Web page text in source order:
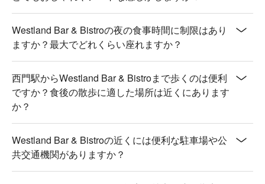
Westland Bar & Bistroの夜の食事時間に制限はあり
ますか？最大でどれくらい座れますか？
西門駅からWestland Bar & Bistroまで歩くのは便利
ですか？食後の散歩に適した場所は近くにあります
か？
Westland Bar & Bistroの近くには便利な駐車場や公
共交通機関がありますか？